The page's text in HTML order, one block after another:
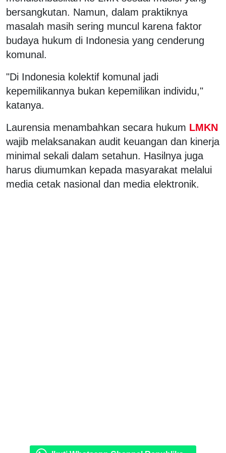
bersangkutan. Namun, dalam praktiknya
masalah masih sering muncul karena faktor
budaya hukum di Indonesia yang cenderung
komunal.
"Di Indonesia kolektif komunal jadi
kepemilikannya bukan kepemilikan individu,"
katanya.
Laurensia menambahkan secara hukum LMKN
wajib melaksanakan audit keuangan dan kinerja
minimal sekali dalam setahun. Hasilnya juga
harus diumumkan kepada masyarakat melalui
media cetak nasional dan media elektronik.